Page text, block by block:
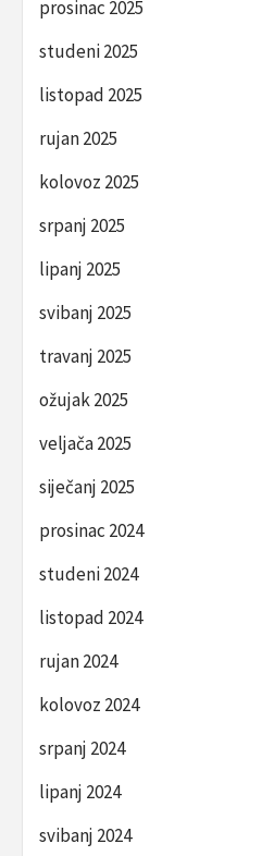
prosinac 2025
studeni 2025
listopad 2025
rujan 2025
kolovoz 2025
srpanj 2025
lipanj 2025
svibanj 2025
travanj 2025
ožujak 2025
veljača 2025
siječanj 2025
prosinac 2024
studeni 2024
listopad 2024
rujan 2024
kolovoz 2024
srpanj 2024
lipanj 2024
svibanj 2024